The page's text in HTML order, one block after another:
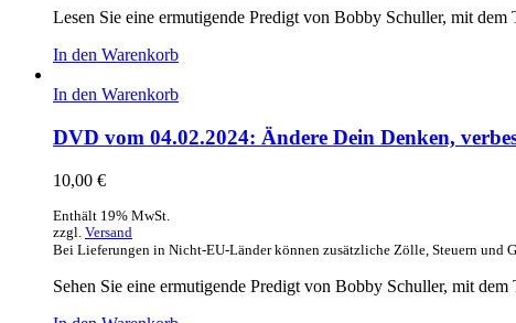
Lesen Sie eine ermutigende Predigt von Bobby Schuller, mit
In den Warenkorb
In den Warenkorb
DVD vom 04.02.2024: Ändere Dein Denken,
10,00 €
Enthält 19% MwSt.
zzgl. Versand
Bei Lieferungen in Nicht-EU-Länder können zusätzliche Zölle, Steuern und
Sehen Sie eine ermutigende Predigt von Bobby Schuller, mit